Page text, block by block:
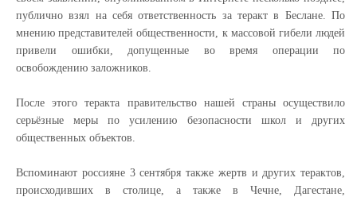
публично взял на себя ответственность за теракт в Беслане. По
мнению представителей общественности, к массовой гибели людей
привели ошибки, допущенные во время операции по
освобождению заложников.
После этого теракта правительство нашей страны осуществило
серьёзные меры по усилению безопасности школ и других
общественных объектов.
Вспоминают россияне 3 сентября также жертв и других терактов,
происходивших в столице, а также в Чечне, Дагестане,